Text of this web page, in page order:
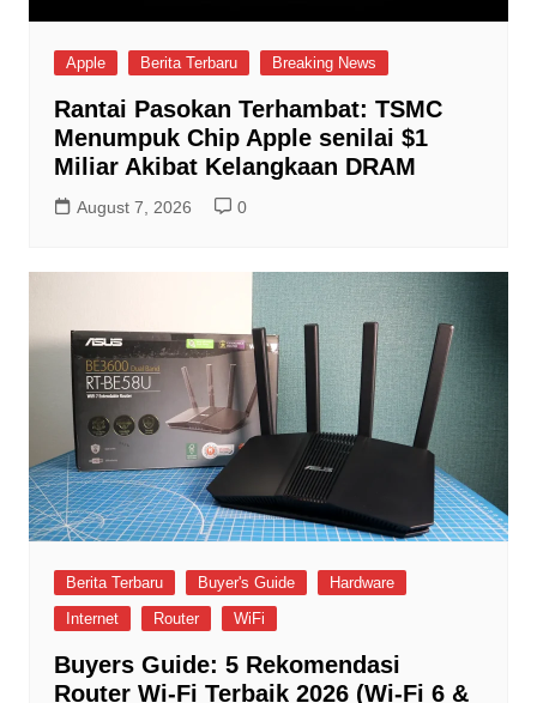
Apple Berita Terbaru Breaking News
Rantai Pasokan Terhambat: TSMC
Menumpuk Chip Apple senilai $1
Miliar Akibat Kelangkaan DRAM
August 7, 2026 0
Berita Terbaru Buyer's Guide
Hardware
Internet
Router WiFi
Buyers Guide: 5 Rekomendasi
Router Wi-Fi Terbaik 2026 (Wi-Fi 6 &